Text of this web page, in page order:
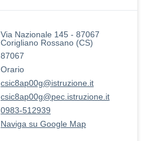
Via Nazionale 145 - 87067
Corigliano Rossano (CS)
87067
Orario
csic8ap00g@istruzione.it
csic8ap00g@pec.istruzione.it
0983-512939
Naviga su Google Map